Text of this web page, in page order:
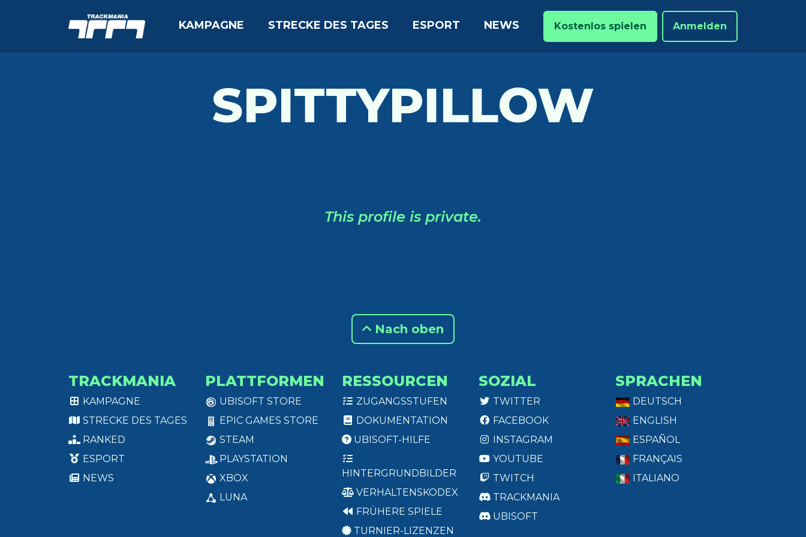
KAMPAGNE STRECKE DES TAGES ESPORT NEWS Kostenlos spielen Anmelden
SPITTYPILLOW
This profile is private.
Nach oben
TRACKMANIA
KAMPAGNE
STRECKE DES TAGES
RANKED
ESPORT
NEWS
PLATTFORMEN
UBISOFT STORE
EPIC GAMES STORE
STEAM
PLAYSTATION
XBOX
LUNA
RESSOURCEN
ZUGANGSSTUFEN
DOKUMENTATION
UBISOFT-HILFE
HINTERGRUNDBILDER
VERHALTENSKODEX
FRÜHERE SPIELE
TURNIER-LIZENZEN
SOZIAL
TWITTER
FACEBOOK
INSTAGRAM
YOUTUBE
TWITCH
TRACKMANIA
UBISOFT
SPRACHEN
DEUTSCH
ENGLISH
ESPAÑOL
FRANÇAIS
ITALIANO